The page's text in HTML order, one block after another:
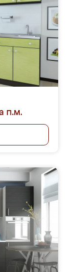
п.м.